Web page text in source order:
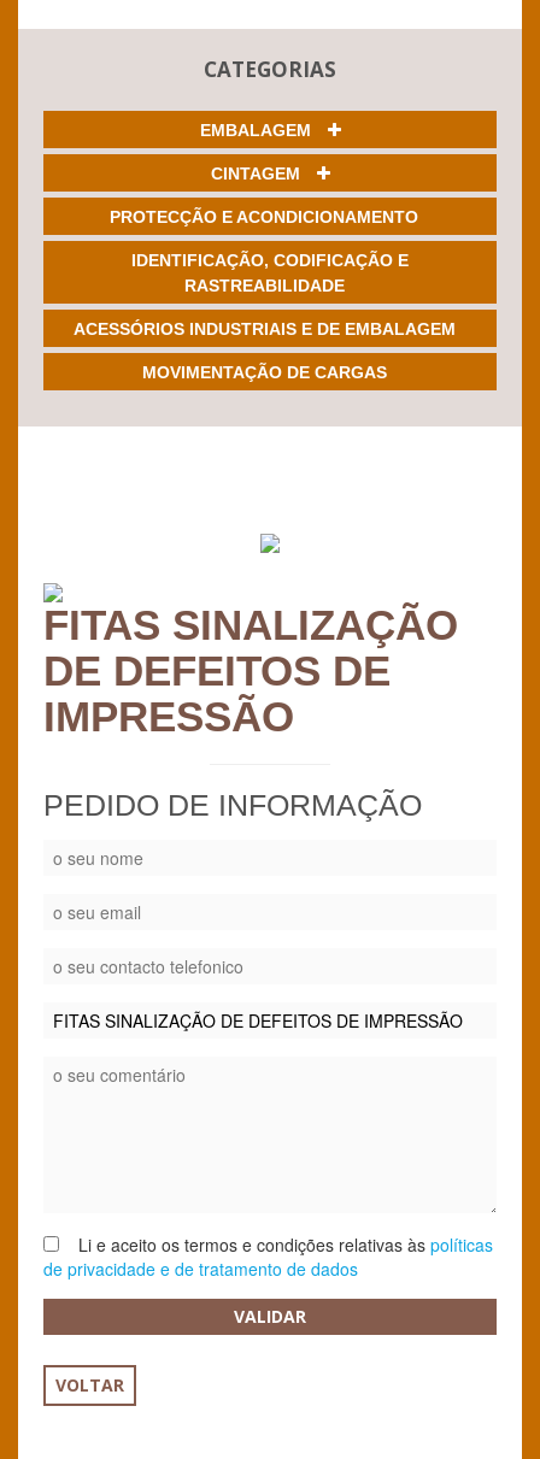
CATEGORIAS
EMBALAGEM
CINTAGEM
PROTECÇÃO E ACONDICIONAMENTO
IDENTIFICAÇÃO, CODIFICAÇÃO E
RASTREABILIDADE
ACESSÓRIOS INDUSTRIAIS E DE EMBALAGEM
MOVIMENTAÇÃO DE CARGAS
FITAS SINALIZAÇÃO
DE DEFEITOS DE
IMPRESSÃO
PEDIDO DE INFORMAÇÃO
Li e aceito os termos e condições relativas às políticas
de privacidade e de tratamento de dados
VALIDAR
VOLTAR